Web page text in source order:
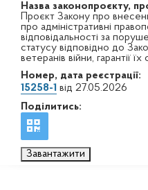
Назва законопроєкту,
Проєкт Закону про
про адміністративні
відповідальності за
статусу відповідно до
ветеранів війни, гарантії
Номер, дата реєстрації:
15258-1 від 27.05.2026
Поділитись:
Завантажити